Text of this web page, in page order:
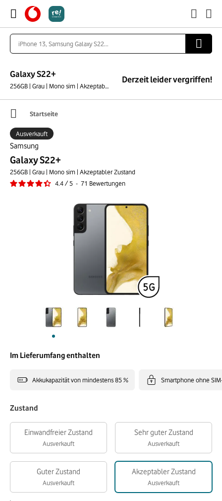
Galaxy S22+
256GB | Grau | Mono sim | Akzeptabler Zustand
Derzeit leider vergriffen!
Startseite
Samsung
Galaxy S22+
256GB | Grau | Mono sim | Akzeptabler Zustand
4.4/5 - 71 Bewertungen
Ausverkauft
Im Lieferumfang enthalten
Akkukapazität von mindestens 85 % Smartphone ohne
Zustand
Einwandfreier Zustand
Ausverkauft
Sehr guter Zustand
Ausverkauft
Guter Zustand
Ausverkauft
Akzeptabler Zustand
Ausverkauft